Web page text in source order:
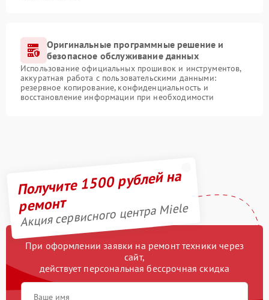
Оригинальные программные решение и
безопасное обслуживание данных
Использование официальных прошивок и инструментов,
аккуратная работа с пользовательскими данными:
резервное копирование, конфиденциальность и
восстановление информации при необходимости
Получите 1500 рублей на
ремонт
Акция сервисного центра Miele
При оформлении заявки на ремонт техники через
сайт,
действует персональная бессрочная скидка